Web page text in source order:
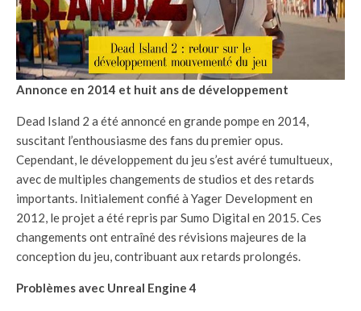
Annonce en 2014 et huit ans de développement
Dead Island 2 a été annoncé en grande pompe en 2014,
suscitant l’enthousiasme des fans du premier opus.
Cependant, le développement du jeu s’est avéré tumultueux,
avec de multiples changements de studios et des retards
importants. Initialement confié à Yager Development en
2012, le projet a été repris par Sumo Digital en 2015. Ces
changements ont entraîné des révisions majeures de la
conception du jeu, contribuant aux retards prolongés.
Problèmes avec Unreal Engine 4